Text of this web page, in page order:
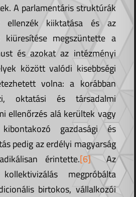
A parlamentáris struktúrák
ellenzék kiiktatása és az
kiüresítése megszüntette a
és azokat az intézményi
között valódi kisebbségi
volna: a korábban
oktatási és társadalmi
ellenőrzés alá kerültek vagy
gazdasági és
pedig az erdélyi magyarság
érintette.[6]Az
megpróbálta
birtokos, vállalkozói